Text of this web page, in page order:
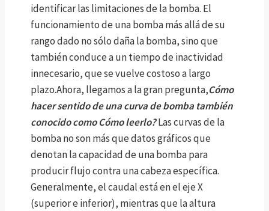
identificar las limitaciones de la bomba. El
funcionamiento de una bomba más allá de su
rango dado no sólo daña la bomba, sino que
también conduce a un tiempo de inactividad
innecesario, que se vuelve costoso a largo
plazo.Ahora, llegamos a la gran pregunta,Cómo
hacer sentido de una curva de bomba también
conocido como Cómo leerlo?Las curvas de la
bomba no son más que datos gráficos que
denotan la capacidad de una bomba para
producir flujo contra una cabeza específica.
Generalmente, el caudal está en el eje X
(superior e inferior), mientras que la altura